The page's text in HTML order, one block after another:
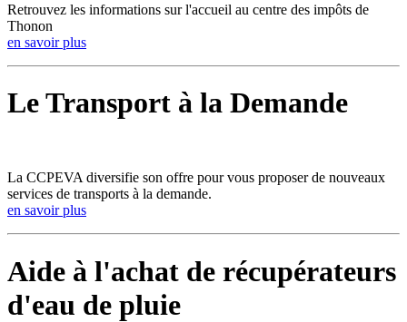
Retrouvez les informations sur l'accueil au centre des impôts de
Thonon
en savoir plus
Le Transport à la Demande
La CCPEVA diversifie son offre pour vous proposer de nouveaux
services de transports à la demande.
en savoir plus
Aide à l'achat de récupérateurs
d'eau de pluie